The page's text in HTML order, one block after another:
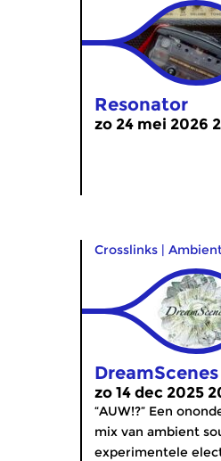
Resonator
zo 24 mei 2026
Crosslinks |
DreamScenes
zo 14 dec 2025
“AUW!?” Een
mix van ambient
experimentele